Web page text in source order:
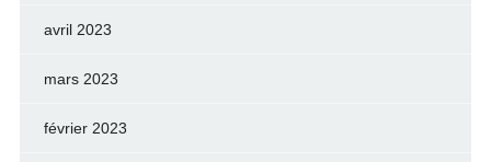
avril 2023
mars 2023
février 2023